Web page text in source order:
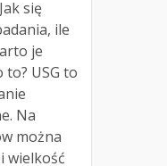
się
ile
je
to? USG to
Na
można
wielkość